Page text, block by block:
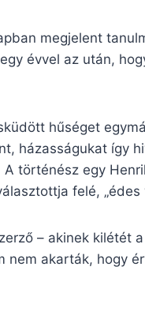
megjelent
évvel az után,
hűséget
házasságukat így
történész egy
felé, „édes
– akinek kilétét
akarták, hogy